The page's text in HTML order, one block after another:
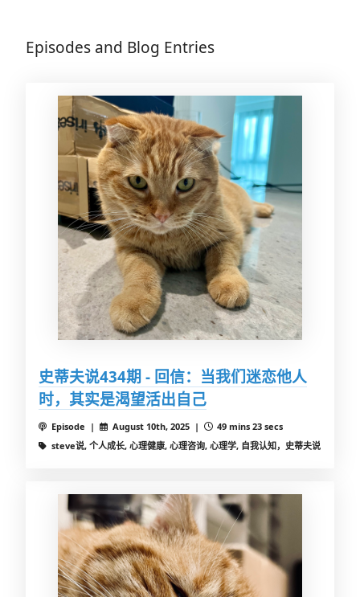
Episodes and Blog Entries
史蒂夫说434期 - 回信：当我们迷恋他人
时，其实是渴望活出自己
Episode | August 10th, 2025 |
49 mins 23 secs
steve说, 个人成长, 心理健康, 心理咨询, 心理学, 自我认知，史蒂夫说